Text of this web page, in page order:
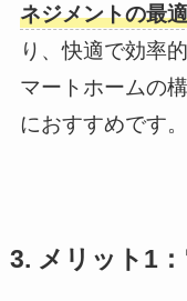
ネジメントの最
り、快適で効率
マートホームの
におすすめです。
3. メリット1